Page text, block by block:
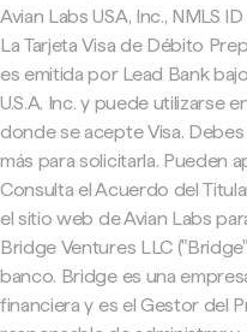
Avian Labs USA, Inc., NMLS
La Tarjeta Visa de Débito
es emitida por Lead Bank
U.S.A. Inc. y puede utilizarse
donde se acepte Visa.
más para solicitarla. Pueden
Consulta el Acuerdo del
el sitio web de Avian Labs
Bridge Ventures LLC
banco. Bridge es una
financiera y es el Gestor del